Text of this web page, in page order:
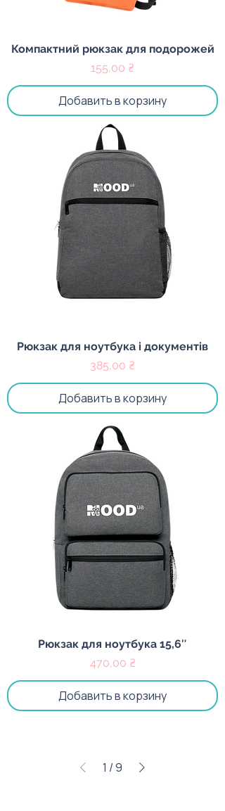
Компактний рюкзак для подорожей
Цена
155,00 ₴
Добавить в корзину
Рюкзак для ноутбука і документів
Цена
385,00 ₴
Добавить в корзину
Рюкзак для ноутбука 15,6″
Цена
470,00 ₴
Добавить в корзину
1 /9